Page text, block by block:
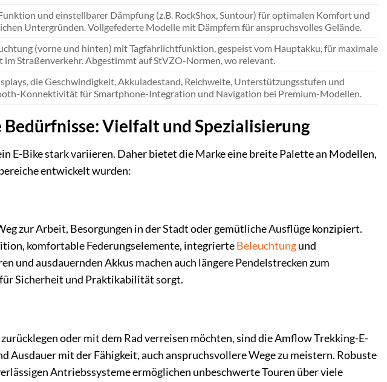
und einstellbarer Dämpfung (z.B. RockShox, Suntour) für optimalen Komfort und
Untergründen. Vollgefederte Modelle mit Dämpfern für anspruchsvolles Gelände.
(vorne und hinten) mit Tagfahrlichtfunktion, gespeist vom Hauptakku, für maximale
im Straßenverkehr. Abgestimmt auf StVZO-Normen, wo relevant.
die Geschwindigkeit, Akkuladestand, Reichweite, Unterstützungsstufen und
Konnektivität für Smartphone-Integration und Navigation bei Premium-Modellen.
Vielfalt und Spezialisierung
E-Bike stark variieren. Daher bietet die Marke eine breite Palette an Modellen,
entwickelt wurden:
zur Arbeit, Besorgungen in der Stadt oder gemütliche Ausflüge konzipiert.
komfortable Federungselemente, integrierteBeleuchtungund
und ausdauernden Akkus machen auch längere Pendelstrecken zum
Sicherheit und Praktikabilität sorgt.
oder mit dem Rad verreisen möchten, sind die Amflow Trekking-E-
Ausdauer mit der Fähigkeit, auch anspruchsvollere Wege zu meistern. Robuste
Antriebssysteme ermöglichen unbeschwerte Touren über viele